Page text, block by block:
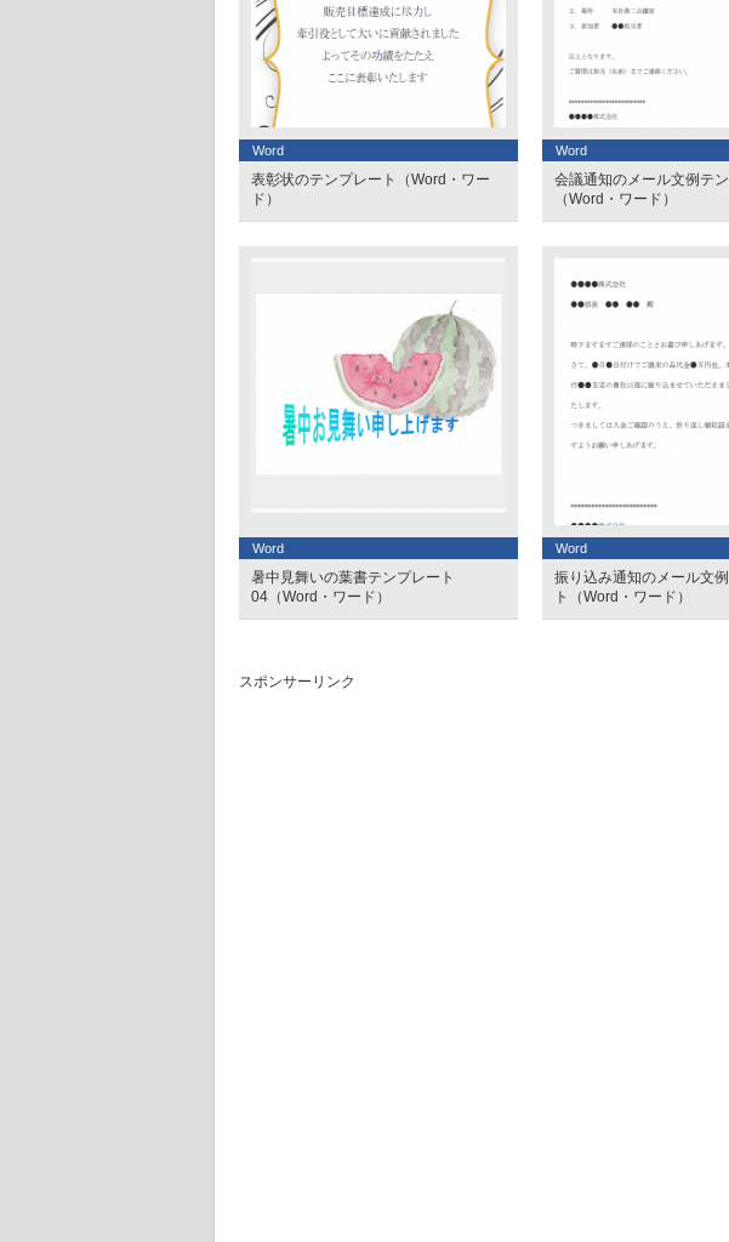
Word
表彰状のテンプレート（Word・ワー
ド）
Word
会議通知のメール文例テ
（Word・ワード）
Word
暑中見舞いの葉書テンプレート
04（Word・ワード）
Word
振り込み通知のメール文
ト（Word・ワード）
スポンサーリンク